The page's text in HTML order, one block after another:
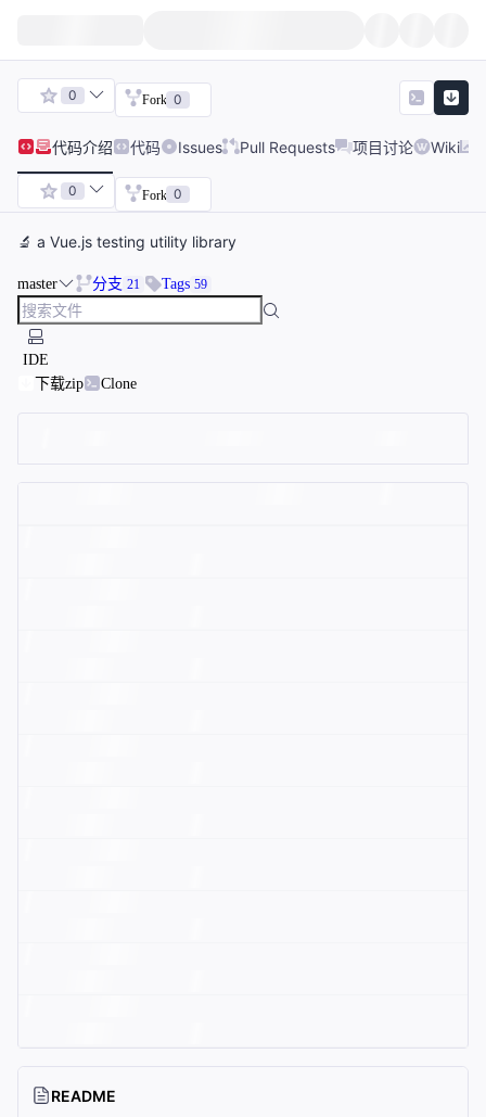
0 Fork 0
代码介绍 代码 Issues Pull Requests 项目讨论 Wiki
0 Fork 0
🔬 a Vue.js testing utility library
master 分支 21 Tags 59
IDE
下载zip
Clone
README